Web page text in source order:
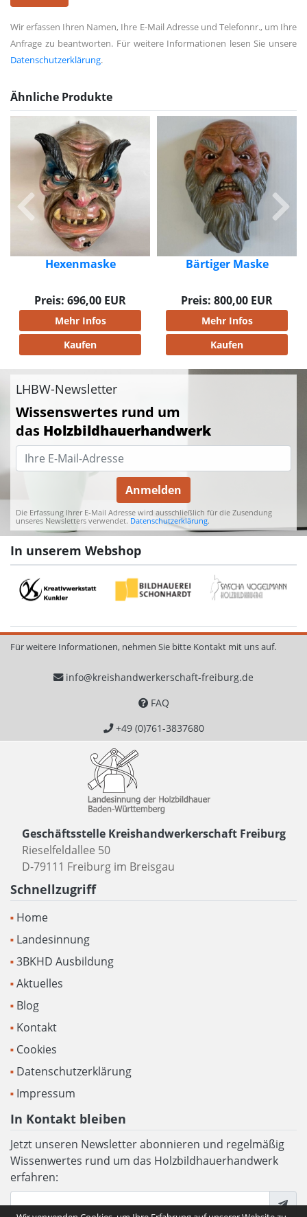
Wir erfassen Ihren Namen, Ihre E-Mail Adresse und Telefonnr., um Ihre
Anfrage zu beantworten. Für weitere Informationen lesen Sie unsere
Datenschutzerklärung.
Ähnliche Produkte
Bärtiger Maske
Preis: 800,00 EUR
Mehr Infos
Kaufen
Langnase Hexenmaske
Preis: 500,00 EUR
Mehr Infos
Kaufen
LHBW-Newsletter
Wissenswertes rund um
das Holzbildhauerhandwerk
Anmelden
Die Erfassung Ihrer E-Mail Adresse wird ausschließlich für die Zusendung
unseres Newsletters verwendet. Datenschutzerklärung.
In unserem Webshop
Für weitere Informationen, nehmen Sie bitte Kontakt mit uns auf.
info@kreishandwerkerschaft-freiburg.de
FAQ
+49 (0)761-3837680
Geschäftsstelle Kreishandwerkerschaft Freiburg
Rieselfeldallee 50
D-79111 Freiburg im Breisgau
Schnellzugriff
Home
Landesinnung
3BKHD Ausbildung
Aktuelles
Blog
Kontakt
Cookies
Datenschutzerklärung
Impressum
In Kontakt bleiben
Jetzt unseren Newsletter abonnieren und regelmäßig
Wissenwertes rund um das Holzbildhauerhandwerk
erfahren: